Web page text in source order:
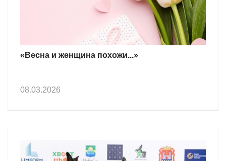
«Весна и женщина похожи...»
08.03.2026